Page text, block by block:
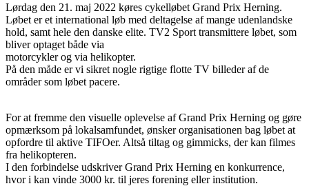
Lørdag den 21. maj 2022 køres cykelløbet Grand Prix Herning.
Løbet er et international løb med deltagelse af mange udenlandske
hold, samt hele den danske elite. TV2 Sport transmittere løbet, som
bliver optaget både via
motorcykler og via helikopter.
På den måde er vi sikret nogle rigtige flotte TV billeder af de
områder som løbet pacere.
For at fremme den visuelle oplevelse af Grand Prix Herning og gøre
opmærksom på lokalsamfundet, ønsker organisationen bag løbet at
opfordre til aktive TIFOer. Altså tiltag og gimmicks, der kan filmes
fra helikopteren.
I den forbindelse udskriver Grand Prix Herning en konkurrence,
hvor i kan vinde 3000 kr. til jeres forening eller institution.